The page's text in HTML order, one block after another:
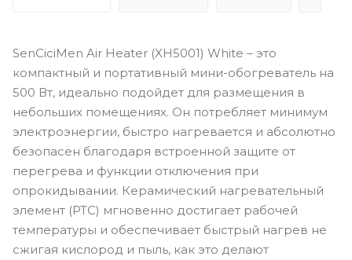
SenCiciMen Air Heater (XH5001) White – это
компактный и портативный мини-обогреватель на
500 Вт, идеально подойдет для размещения в
небольших помещениях. Он потребляет минимум
электроэнергии, быстро нагревается и абсолютно
безопасен благодаря встроенной защите от
перегрева и функции отключения при
опрокидывании. Керамический нагревательный
элемент (PTC) мгновенно достигает рабочей
температуры и обеспечивает быстрый нагрев не
сжигая кислород и пыль, как это делают